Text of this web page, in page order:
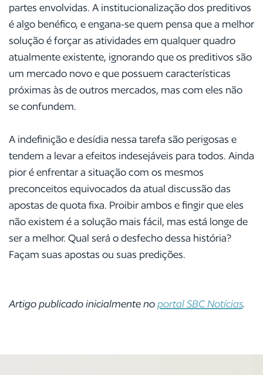
partes envolvidas. A institucionalização dos preditivos
é algo benéfico, e engana-se quem pensa que a melhor
solução é forçar as atividades em qualquer quadro
atualmente existente, ignorando que os preditivos são
um mercado novo e que possuem características
próximas às de outros mercados, mas com eles não
se confundem.
A indefinição e desídia nessa tarefa são perigosas e
tendem a levar a efeitos indesejáveis para todos. Ainda
pior é enfrentar a situação com os mesmos
preconceitos equivocados da atual discussão das
apostas de quota fixa. Proibir ambos e fingir que eles
não existem é a solução mais fácil, mas está longe de
ser a melhor. Qual será o desfecho dessa história?
Façam suas apostas ou suas predições.
Artigo publicado inicialmente noportal SBC Notícias.